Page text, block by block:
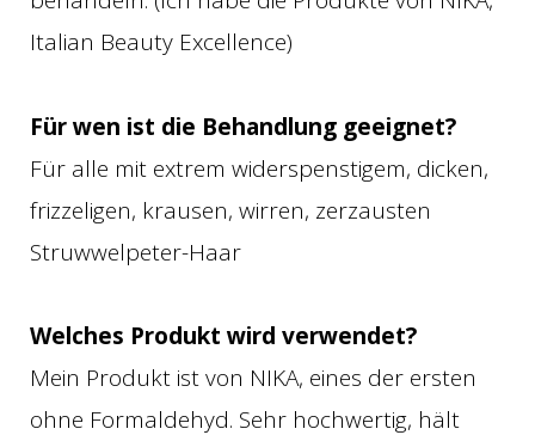
Italian Beauty Excellence)
Für wen ist die Behandlung geeignet?
Für alle mit extrem widerspenstigem, dicken,
frizzeligen, krausen, wirren, zerzausten
Struwwelpeter-Haar
Welches Produkt wird verwendet?
Mein Produkt ist von NIKA, eines der ersten
ohne Formaldehyd. Sehr hochwertig, hält